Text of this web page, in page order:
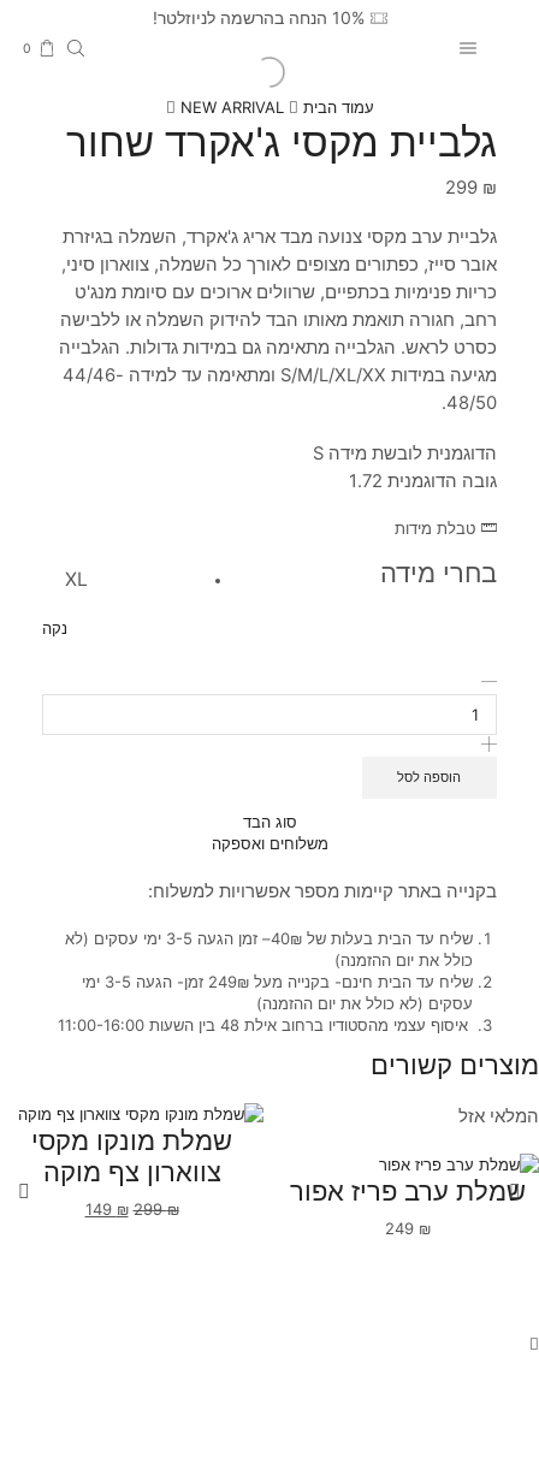
10% הנחה בהרשמה לניוזלטר!
0
עמוד הבית NEW ARRIVAL
גלביית מקסי ג'אקרד שחור
299 ₪
גלביית ערב מקסי צנועה מבד אריג ג'אקרד, השמלה בגיזרת
אובר סייז, כפתורים מצופים לאורך כל השמלה, צווארון סיני,
כריות פנימיות בכתפיים, שרוולים ארוכים עם סיומת מנג'ט
רחב, חגורה תואמת מאותו הבד להידוק השמלה או ללבישה
כסרט לראש. הגלבייה מתאימה גם במידות גדולות. הגלבייה
מגיעה במידות S/M/L/XL/XX ומתאימה עד למידה 44/46-
48/50.
הדוגמנית לובשת מידה S
גובה הדוגמנית 1.72
טבלת מידות
בחרי מידה XL
נקה
הוספה לסל
סוג הבד
משלוחים ואספקה
בקנייה באתר קיימות מספר אפשרויות למשלוח:
שליח עד הבית בעלות של 40₪– זמן הגעה 3-5 ימי עסקים (לא
כולל את יום ההזמנה)
שליח עד הבית חינם- בקנייה מעל 249₪ זמן- הגעה 3-5 ימי
עסקים (לא כולל את יום ההזמנה)
איסוף עצמי מהסטודיו ברחוב אילת 48 בין השעות 11:00-16:00
מוצרים קשורים
המלאי אזל
שמלת ערב פריז אפור
249 ₪
שמלת מונקו מקסי
צווארון צף מוקה
299₪
149 ₪